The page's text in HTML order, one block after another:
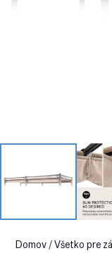
Domov/Všetko pre